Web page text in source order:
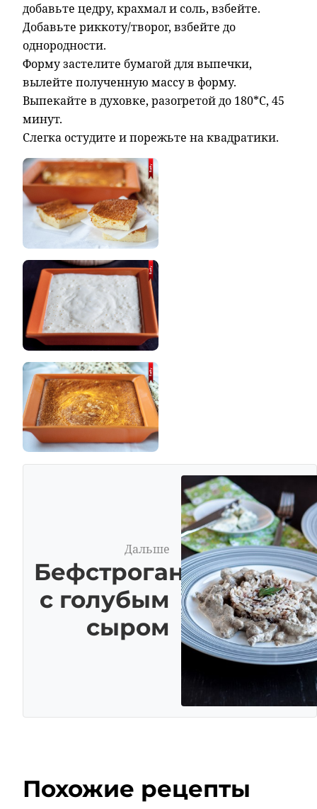
добавьте цедру, крахмал и соль, взбейте.
Добавьте риккоту/творог, взбейте до
однородности.
Форму застелите бумагой для выпечки,
вылейте полученную массу в форму.
Выпекайте в духовке, разогретой до 180*С, 45
минут.
Слегка остудите и порежьте на квадратики.
Дальше
Бефстроганов
с голубым
сыром
Похожие рецепты